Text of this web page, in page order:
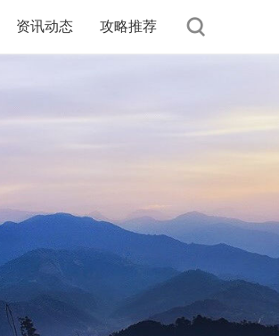
资讯动态 攻略推荐